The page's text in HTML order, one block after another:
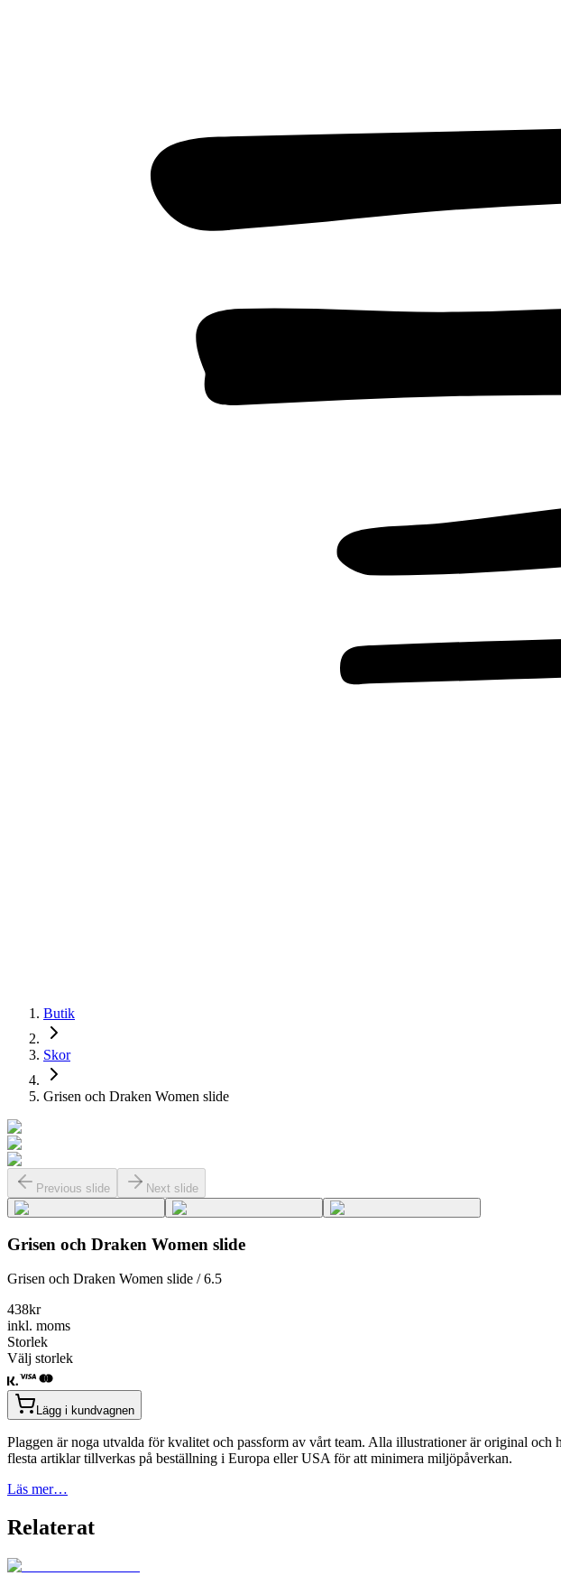
Butik
Skor
Grisen och Draken Women slide
Previous slide Next slide
Grisen och Draken Women slide
Grisen och Draken Women slide / 6.5
438kr
inkl. moms
Storlek
Välj storlek
Lägg i kundvagnen
Plaggen är noga utvalda för kvalitet och passform av vårt team. Alla illustrationer är original
flesta artiklar tillverkas på beställning i Europa eller USA för att minimera miljöpåverkan.
Läs mer…
Relaterat